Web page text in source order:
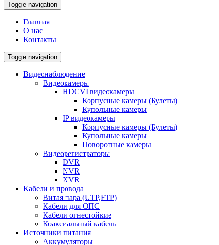
Toggle navigation
Главная
О нас
Контакты
Toggle navigation
Видеонаблюдение
Видеокамеры
HDCVI видеокамеры
Корпусные камеры (Булеты)
Купольные камеры
IP видеокамеры
Корпусные камеры (Булеты)
Купольные камеры
Поворотные камеры
Видеорегистраторы
DVR
NVR
XVR
Кабели и провода
Витая пара (UTP,FTP)
Кабели для ОПС
Кабели огнестойкие
Коаксиальный кабель
Источники питания
Аккумуляторы